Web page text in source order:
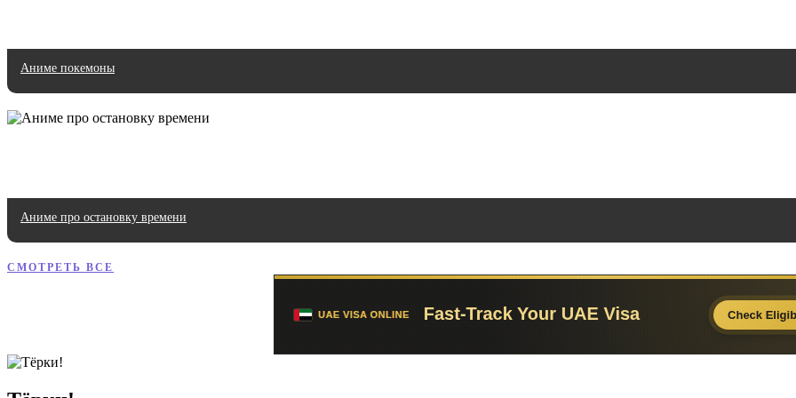
Аниме покемоны
Аниме про остановку времени
СМОТРЕТЬ ВСЕ